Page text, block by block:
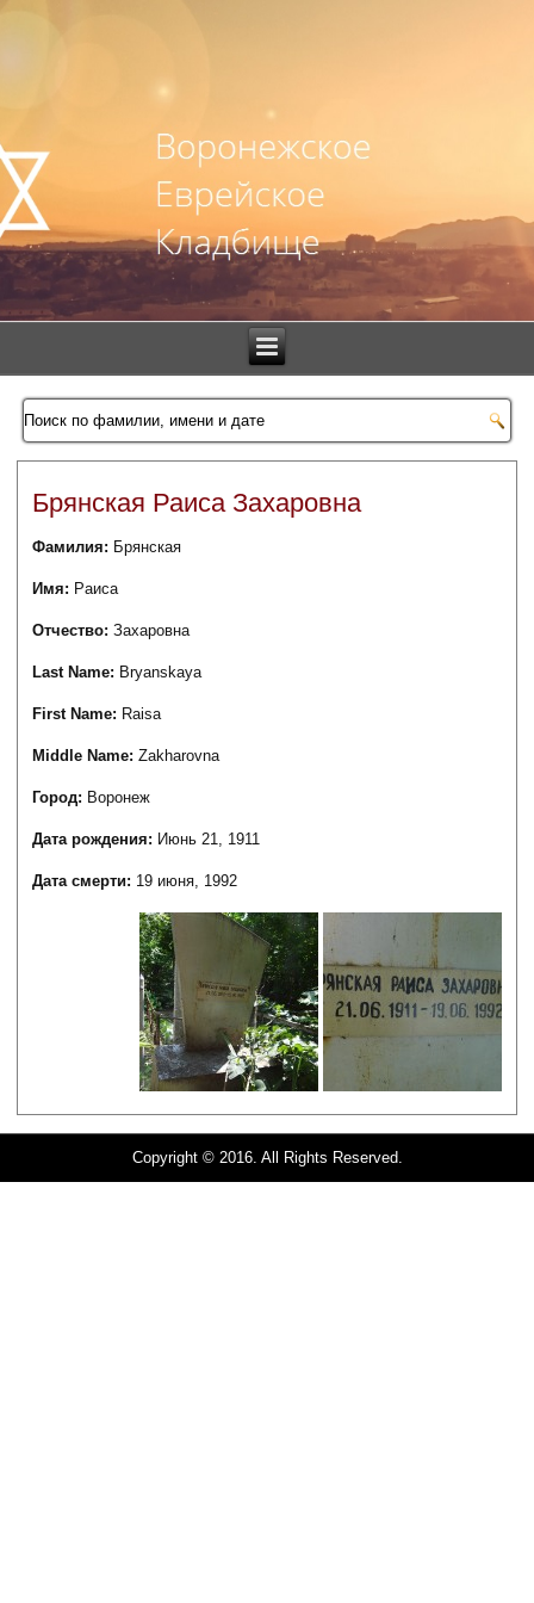
Брянская Раиса Захаровна
Фамилия: Брянская
Имя: Раиса
Отчество:Захаровна
Last Name: Bryanskaya
First Name: Raisa
Middle Name:Zakharovna
Город: Воронеж
Дата рождения: Июнь 21, 1911
Дата смерти: 19 июня, 1992
Copyright © 2016. All Rights Reserved.